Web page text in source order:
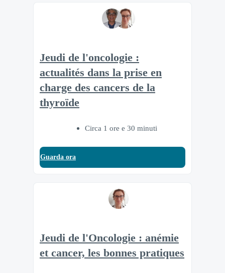
Jeudi de l'oncologie :
actualités dans la prise en
charge des cancers de la
thyroïde
Circa 1 ore e 30 minuti
Guarda ora
Jeudi de l'Oncologie : anémie
et cancer, les bonnes pratiques